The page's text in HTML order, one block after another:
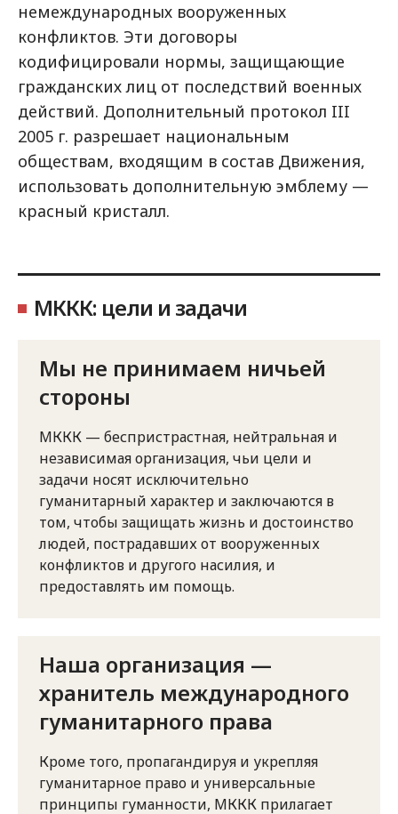
немеждународных вооруженных
конфликтов. Эти договоры
кодифицировали нормы, защищающие
гражданских лиц от последствий военных
действий. Дополнительный протокол III
2005 г. разрешает национальным
обществам, входящим в состав Движения,
использовать дополнительную эмблему —
красный кристалл.
МККК: цели и задачи
Мы не принимаем ничьей
стороны
МККК — беспристрастная, нейтральная и
независимая организация, чьи цели и
задачи носят исключительно
гуманитарный характер и заключаются в
том, чтобы защищать жизнь и достоинство
людей, пострадавших от вооруженных
конфликтов и другого насилия, и
предоставлять им помощь.
Наша организация —
хранитель международного
гуманитарного права
Кроме того, пропагандируя и укрепляя
гуманитарное право и универсальные
принципы гуманности, МККК прилагает